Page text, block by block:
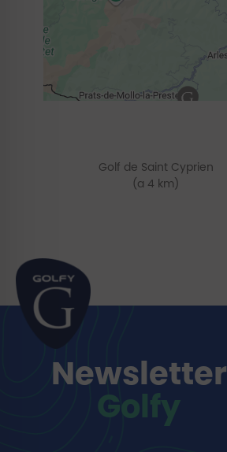
Golf de Saint Cyprien
(a 4 km)
Newsletter
Golfy